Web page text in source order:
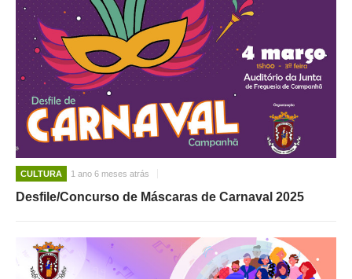
CULTURA 1 ano 6 meses atrás
Desfile/Concurso de Máscaras de Carnaval 2025